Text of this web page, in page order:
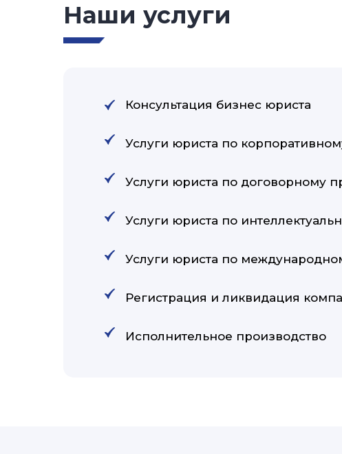
Наши услуги
Консультация бизнес юриста
Услуги юриста по
Услуги юриста по договорному
Регистрация и ликвидация
Исполнительное производство
Услуги юриста по
Услуги юриста по